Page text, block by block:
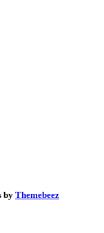
by Themebeez